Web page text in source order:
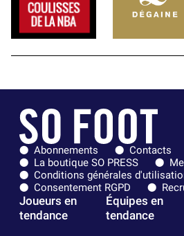
Abonnements
Contacts
La boutique SO PRESS
Conditions générales
Consentement RGPD
Joueurs en
tendance
Équipes en
tendance